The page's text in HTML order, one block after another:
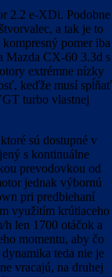
2.2 e-XDi. Podobne
a tak je to
pomer iba
Mazda CX-60 3.3d s
extrémne nízky
keďže musí spĺňať
turbo vlastnej
sú dostupné v
s kontinuálne
prevodovkou od
jednak výbornú
pri predbiehaní
využitím krútiaceho
len 1700 otáčok a
momentu, aby čo
teda nie je
vracajú, na druhej